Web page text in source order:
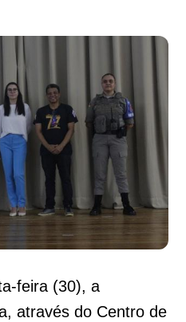
feira (30), a
através do Centro de